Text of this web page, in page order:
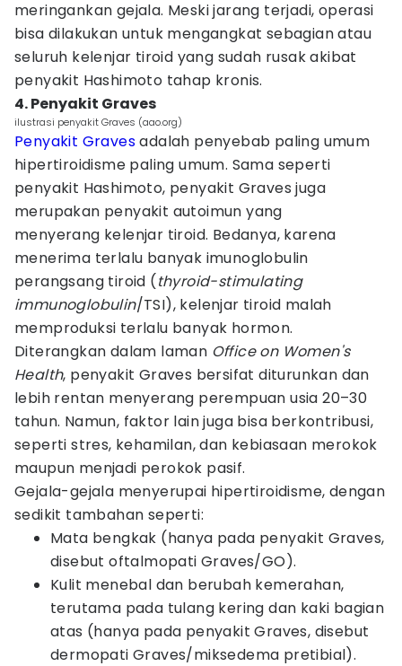
meringankan gejala. Meski jarang terjadi, operasi
bisa dilakukan untuk mengangkat sebagian atau
seluruh kelenjar tiroid yang sudah rusak akibat
penyakit Hashimoto tahap kronis.
4. Penyakit Graves
ilustrasi penyakit Graves (aao.org)
Penyakit Gravesadalah penyebab paling umum
hipertiroidisme paling umum. Sama seperti
penyakit Hashimoto, penyakit Graves juga
merupakan penyakit autoimun yang
menyerang kelenjar tiroid. Bedanya, karena
menerima terlalu banyak imunoglobulin
perangsang tiroid (thyroid-stimulating
immunoglobulin/TSI), kelenjar tiroid malah
memproduksi terlalu banyak hormon.
Diterangkan dalam laman Office on Women's
Health, penyakit Graves bersifat diturunkan dan
lebih rentan menyerang perempuan usia 20–30
tahun. Namun, faktor lain juga bisa berkontribusi,
seperti stres, kehamilan, dan kebiasaan merokok
maupun menjadi perokok pasif.
Gejala-gejala menyerupai hipertiroidisme, dengan
sedikit tambahan seperti:
Mata bengkak (hanya pada penyakit Graves,
disebut oftalmopati Graves/GO).
Kulit menebal dan berubah kemerahan,
terutama pada tulang kering dan kaki bagian
atas (hanya pada penyakit Graves, disebut
dermopati Graves/miksedema pretibial).